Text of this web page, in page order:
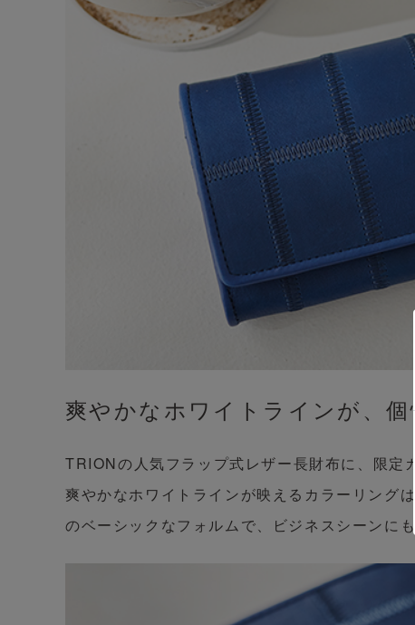
爽やかなホワイトラインが、
TRIONの人気フラップ式レザー長財布に、限
爽やかなホワイトラインが映えるカラーリング
のベーシックなフォルムで、ビジネスシーンに